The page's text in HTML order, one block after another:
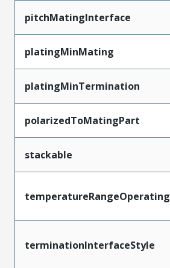
pitchMatingInterface
platingMinMating
platingMinTermination
polarizedToMatingPart
stackable
temperatureRangeOperating
terminationInterfaceStyle